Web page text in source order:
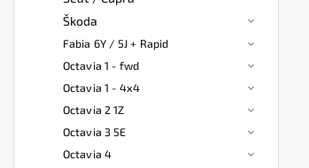
Škoda
Fabia 6Y / 5J + Rapid
Octavia 1 - fwd
Octavia 1 - 4x4
Octavia 2 1Z
Octavia 3 5E
Octavia 4